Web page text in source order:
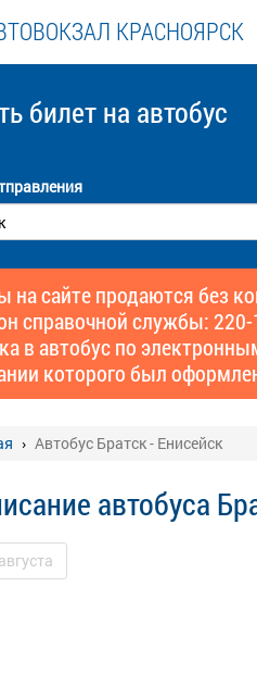
КРАСНОЯРСК
билет на автобус
на сайте продаются без
справочной службы:
в автобус по
которого был
Автобус Братск - Енисейск
автобуса
августа